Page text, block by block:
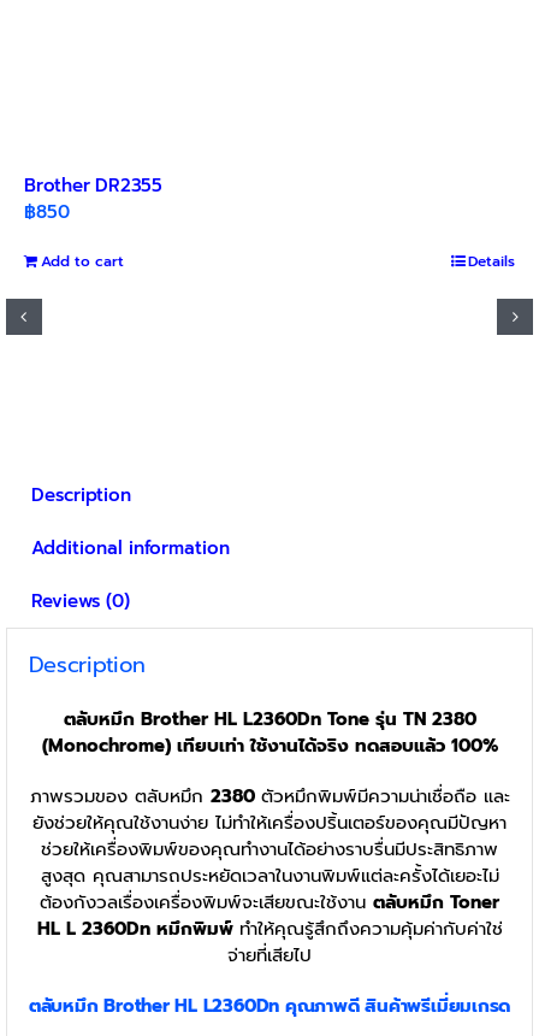
Brother DR2355
฿850
Add to cart Details
Description
Additional information
Reviews (0)
Description
ตลับหมึก Brother HL L2360Dn Tone รุ่น TN 2380
(Monochrome) เทียบเท่า ใช้งานได้จริง ทดสอบแล้ว 100%
ภาพรวมของ ตลับหมึก 2380 ตัวหมึกพิมพ์มีความน่าเชื่อถือ และ
ยังช่วยให้คุณใช้งานง่าย ไม่ทำให้เครื่องปริ้นเตอร์ของคุณมีปัญหา
ช่วยให้เครื่องพิมพ์ของคุณทำงานได้อย่างราบรื่นมีประสิทธิภาพ
สูงสุด คุณสามารถประหยัดเวลาในงานพิมพ์แต่ละครั้งได้เยอะไม่
ต้องกังวลเรื่องเครื่องพิมพ์จะเสียขณะใช้งาน ตลับหมึก Toner
HL L 2360Dn หมึกพิมพ์ ทำให้คุณรู้สึกถึงความคุ้มค่ากับค่าใช่
จ่ายที่เสียไป
ตลับหมึก Brother HL L2360Dn คุณภาพดี สินค้าพรีเมี่ยมเกรด